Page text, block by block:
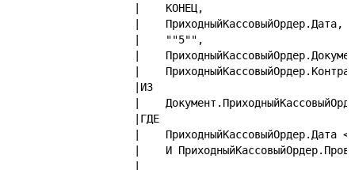
|    КОНЕЦ,
|    ПриходныйКассовыйОрдер.Дата,
|    ""5"",
|
|
|ИЗ
|
|ГДЕ
|    ПриходныйКассовыйОрдер.Дата
|    И